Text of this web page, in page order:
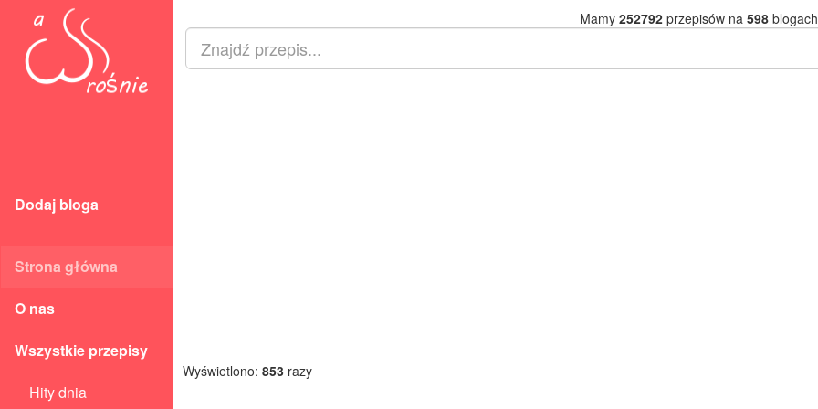
Dodaj bloga
Strona główna
O nas
Wszystkie przepisy
Hity dnia
Mamy 252792przepisów na 598
Wyświetlono: 853 razy